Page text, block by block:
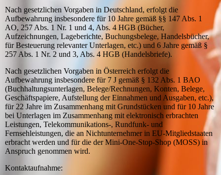
Nach gesetzlichen Vorgaben in Deutschland, erfolgt die
Aufbewahrung insbesondere für 10 Jahre gemäß §§ 147 Abs. 1
AO, 257 Abs. 1 Nr. 1 und 4, Abs. 4 HGB (Bücher,
Aufzeichnungen, Lageberichte, Buchungsbelege, Handelsbücher,
für Besteuerung relevanter Unterlagen, etc.) und 6 Jahre gemäß §
257 Abs. 1 Nr. 2 und 3, Abs. 4 HGB (Handelsbriefe).
Nach gesetzlichen Vorgaben in Österreich erfolgt die
Aufbewahrung insbesondere für 7 J gemäß § 132 Abs. 1 BAO
(Buchhaltungsunterlagen, Belege/Rechnungen, Konten, Belege,
Geschäftspapiere, Aufstellung der Einnahmen und Ausgaben, etc.),
für 22 Jahre im Zusammenhang mit Grundstücken und für 10 Jahre
bei Unterlagen im Zusammenhang mit elektronisch erbrachten
Leistungen, Telekommunikations-, Rundfunk- und
Fernsehleistungen, die an Nichtunternehmer in EU-Mitgliedstaaten
erbracht werden und für die der Mini-One-Stop-Shop (MOSS) in
Anspruch genommen wird.
Kontaktaufnahme: